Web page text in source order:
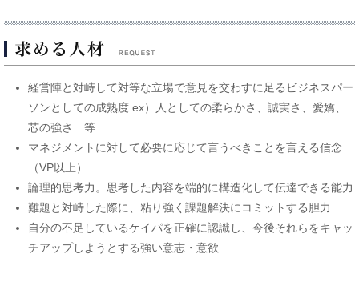
経営陣と対峙して対等な立場で意見を交わすに足るビジネスパー
ソンとしての成熟度 ex）人としての柔らかさ、誠実さ、愛嬌、
芯の強さ 等
マネジメントに対して必要に応じて言うべきことを言える信念
（VP以上）
論理的思考力。思考した内容を端的に構造化して伝達できる能力
難題と対峙した際に、粘り強く課題解決にコミットする胆力
自分の不足しているケイパを正確に認識し、今後それらをキャッ
チアップしようとする強い意志・意欲